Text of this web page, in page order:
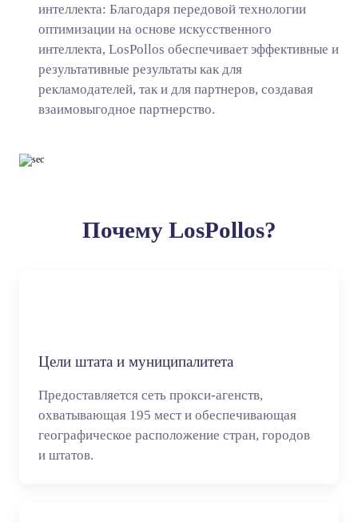
интеллекта: Благодаря передовой технологии
оптимизации на основе искусственного
интеллекта, LosPollos обеспечивает эффективные и
результативные результаты как для
рекламодателей, так и для партнеров, создавая
взаимовыгодное партнерство.
Почему LosPollos?
Цели штата и муниципалитета
Предоставляется сеть прокси-агенств,
охватывающая 195 мест и обеспечивающая
географическое расположение стран, городов
и штатов.